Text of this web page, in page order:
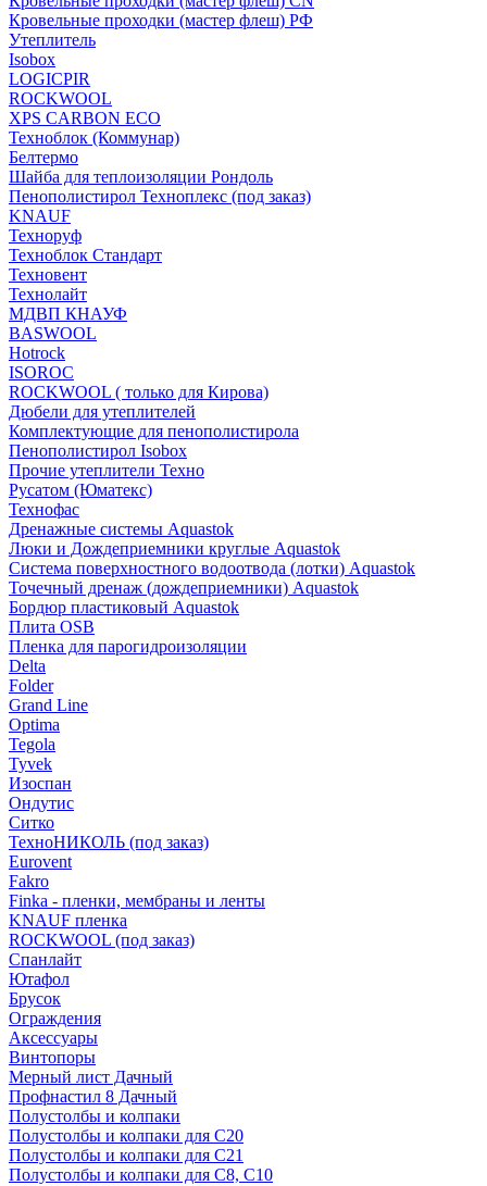
Кровельные проходки (мастер флеш) РФ
Утеплитель
Isobox
LOGICPIR
ROCKWOOL
XPS CARBON ECO
Техноблок (Коммунар)
Белтермо
Шайба для теплоизоляции Рондоль
Пенополистирол Техноплекс (под заказ)
KNАUF
Технoруф
Техноблок Стандарт
Техновент
Технолайт
МДВП КНАУФ
BASWOOL
Hotrock
ISOROC
ROCKWOOL ( только для Кирова)
Дюбели для утеплителей
Комплектующие для пенополистирола
Пенополистирол Isobox
Прочие утеплители Техно
Русатом (Юматекс)
Технофас
Дренажные системы Aquastok
Люки и Дождеприемники круглые Aquastok
Система поверхностного водоотвода (лотки) Aquastok
Точечный дренаж (дождеприемники) Aquastok
Бордюр пластиковый Aquastok
Плита OSB
Пленка для парогидроизоляции
Delta
Folder
Grand Line
Optima
Tegola
Tyvek
Изоспан
Ондутис
Ситко
ТехноНИКОЛЬ (под заказ)
Eurovent
Fakro
Finka - пленки, мембраны и ленты
KNAUF пленка
ROCKWOOL (под заказ)
Спанлайт
Ютафол
Брусок
Ограждения
Аксессуары
Винтопоры
Мерный лист Дачный
Профнастил 8 Дачный
Полустолбы и колпаки
Полустолбы и колпаки для С20
Полустолбы и колпаки для С21
Полустолбы и колпаки для С8, С10